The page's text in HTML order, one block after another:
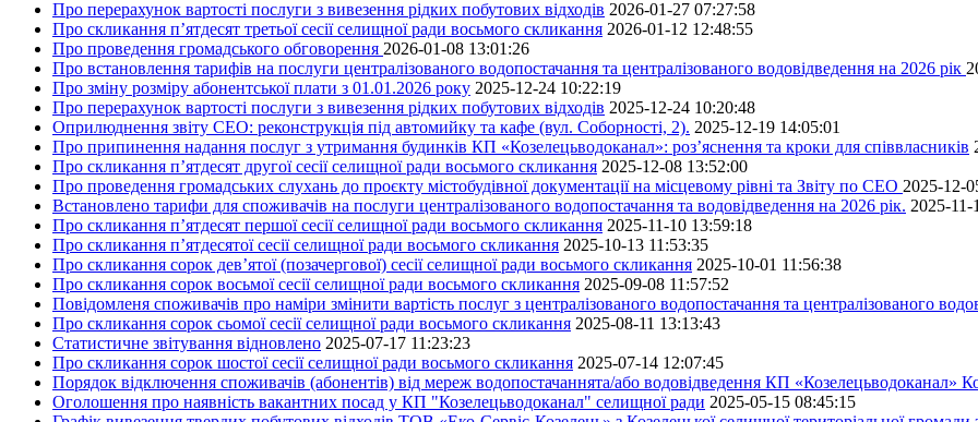
Про перерахунок вартості послуги з вивезення рідких побутових відходів 2026-01-27 07:27:58
Про скликання п’ятдесят третьої сесії селищної ради восьмого скликання 2026-01-12 12:48:55
Про проведення громадського обговорення 2026-01-08 13:01:26
Про встановлення тарифів на послуги централізованого водопостачання та централізованого водовідведення на 2026 рік
Про зміну розміру абонентської плати з 01.01.2026 року 2025-12-24 10:22:19
Про перерахунок вартості послуги з вивезення рідких побутових відходів 2025-12-24 10:20:48
Оприлюднення звіту СЕО: реконструкція під автомийку та кафе (вул. Соборності, 2). 2025-12-19 14:05:01
Про припинення надання послуг з утримання будинків КП «Козелецьводоканал»: роз’яснення та кроки для співвласників
Про скликання п’ятдесят другої сесії селищної ради восьмого скликання 2025-12-08 13:52:00
Про проведення громадських слухань до проєкту містобудівної документації на місцевому рівні та Звіту по СЕО 2025-12-
Встановлено тарифи для споживачів на послуги централізованого водопостачання та водовідведення на 2026 рік. 2025-11-
Про скликання п’ятдесят першої сесії селищної ради восьмого скликання 2025-11-10 13:59:18
Про скликання п’ятдесятої сесії селищної ради восьмого скликання 2025-10-13 11:53:35
Про скликання сорок дев’ятої (позачергової) сесії селищної ради восьмого скликання 2025-10-01 11:56:38
Про скликання сорок восьмої сесії селищної ради восьмого скликання 2025-09-08 11:57:52
Повідомленя споживачів про наміри змінити вартість послуг з централізованого водопостачання та централізованого
Про скликання сорок сьомої сесії селищної ради восьмого скликання 2025-08-11 13:13:43
Статистичне звітування відновлено 2025-07-17 11:23:23
Про скликання сорок шостої сесії селищної ради восьмого скликання 2025-07-14 12:07:45
Порядок відключення споживачів (абонентів) від мереж водопостачаннята/або водовідведення КП «Козелецьводоканал»
Оголошення про наявність вакантних посад у КП "Козелецьводоканал" селищної ради 2025-05-15 08:45:15